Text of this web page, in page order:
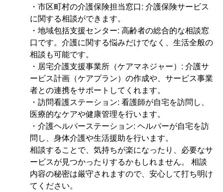
・市区町村の介護保険担当窓口: 介護保険サービス
に関する相談ができます。
・地域包括支援センター: 高齢者の総合的な相談窓
口です。介護に関する悩みだけでなく、生活全般の
相談も可能です。
・居宅介護支援事業所（ケアマネジャー）: 介護サ
ービス計画（ケアプラン）の作成や、サービス事業
者との連携をサポートしてくれます。
・訪問看護ステーション: 看護師が自宅を訪問し、
医療的なケアや健康管理を行います。
・介護ヘルパーステーション: ヘルパーが自宅を訪
問し、身体介護や生活援助を行います。
相談することで、気持ちが楽になったり、必要なサ
ービスが見つかったりするかもしれません。 相談
内容の秘密は厳守されますので、安心して打ち明け
てください。